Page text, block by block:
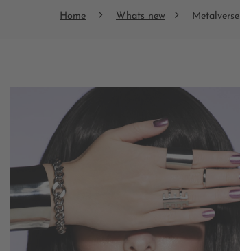
Home Whats new Metalverse